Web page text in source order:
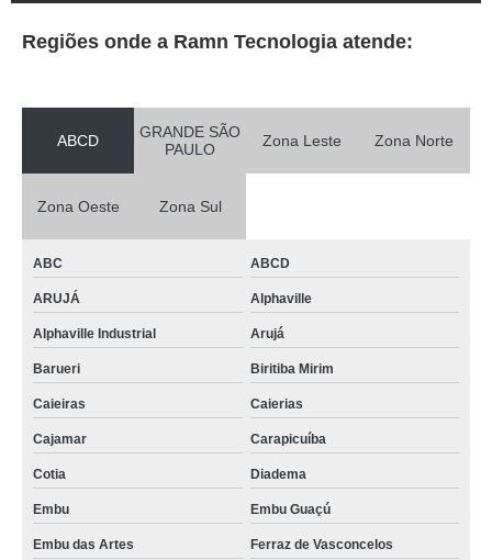
Regiões onde a Ramn Tecnologia atende:
ABCD
GRANDE SÃO
PAULO
Zona Leste Zona Norte
Zona Oeste Zona Sul
ABC ABCD
ARUJÁ Alphaville
Alphaville Industrial Arujá
Barueri Biritiba Mirim
Caieiras Caierias
Cajamar Carapicuíba
Cotia Diadema
Embu Embu Guaçú
Embu das Artes Ferraz de Vasconcelos